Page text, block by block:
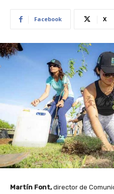
Facebook X
Martín Font,director de